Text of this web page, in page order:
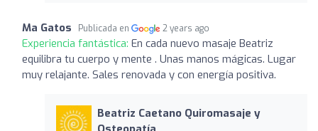
Ma Gatos Publicada en 2 years ago
Experiencia fantástica: En cada nuevo masaje Beatriz
equilibra tu cuerpo y mente . Unas manos mágicas. Lugar
muy relajante. Sales renovada y con energía positiva.
Beatriz Caetano Quiromasaje y